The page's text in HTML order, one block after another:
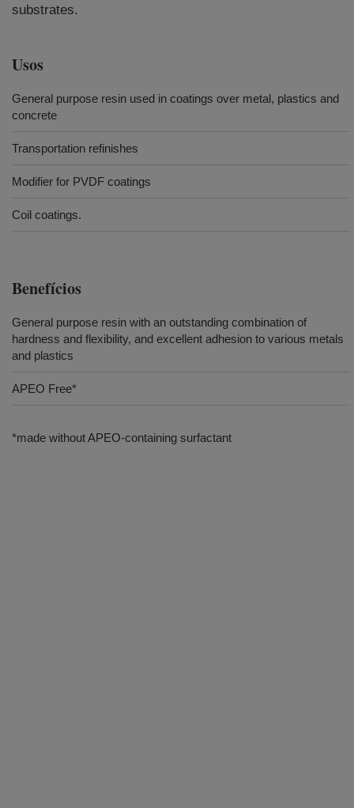
substrates.
Usos
General purpose resin used in coatings over metal, plastics and
concrete
Transportation refinishes
Modifier for PVDF coatings
Coil coatings.
Benefícios
General purpose resin with an outstanding combination of
hardness and flexibility, and excellent adhesion to various metals
and plastics
APEO Free*
*made without APEO-containing surfactant